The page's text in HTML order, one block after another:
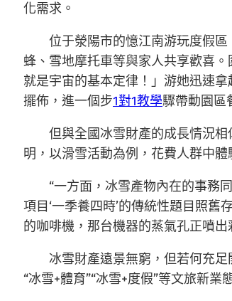
化需求。
位于滎陽市的憶江南游玩度假
蜂、雪地摩托車等與家人共享歡喜
就是宇宙的基本定律！」游她迅速
擺佈，進一個步1對1教學驟帶動園區
但與全國冰雪財產的成長情況
明，以滑雪活動為例，花費人群中
“一方面，冰雪產物內在的事務
項目‘一季養四時’的傳統性題目照
的咖啡機，那台機器的蒸氣孔正噴出
冰雪財產遠景無窮，但若何充
“冰雪+體育”“冰雪+度假”等文旅新業